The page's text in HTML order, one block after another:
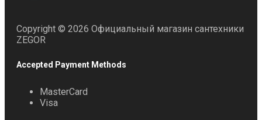
Copyright © 2026 Официальный магазин сантехники
ZEGOR
Accepted Payment Methods
MasterCard
Visa